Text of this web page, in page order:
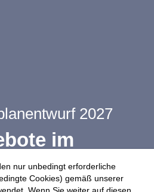
nur unbedingt erforderliche
Cookies) gemäß unserer
2027
im